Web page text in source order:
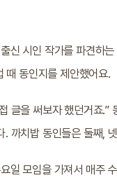
신 시인 작가를 파견하
때 동인지를 제안했어요.
글을 써보자 했던거죠.”
까치밥 동인들은 둘째,
일 모임을 가져서 매주